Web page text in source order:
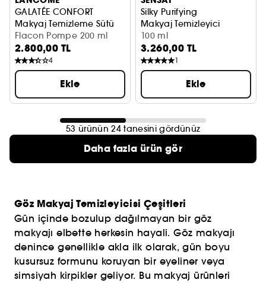
GALATÉE CONFORT
Makyaj Temizleme Sütü
Flacon Pompe 200 ml
2.800,00 TL
4
Ekle
Silky Purifying
Makyaj Temizleyici
100 ml
3.260,00 TL
1
Ekle
53 ürünün 24 tanesini gördünüz
Daha fazla ürün gör
Göz Makyaj Temizleyicisi Çeşitleri
Gün içinde bozulup dağılmayan bir göz
makyajı elbette herkesin hayali. Göz makyajı
denince genellikle akla ilk olarak, gün boyu
kusursuz formunu koruyan bir eyeliner veya
simsiyah kirpikler geliyor. Bu makyaj ürünleri